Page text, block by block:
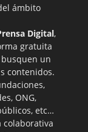
ámbito
Digital,
gratuita
un
contenidos.
ONG,
etc…
colaborativa